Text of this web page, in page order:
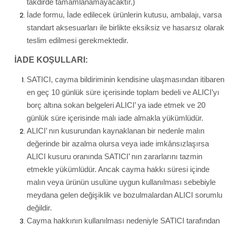
takdirde tamamlanamayacaktır.)
İade formu, İade edilecek ürünlerin kutusu, ambalajı, varsa
standart aksesuarları ile birlikte eksiksiz ve hasarsız olarak
teslim edilmesi gerekmektedir.
İADE KOŞULLARI:
SATICI, cayma bildiriminin kendisine ulaşmasından itibaren
en geç 10 günlük süre içerisinde toplam bedeli ve ALICI’yı
borç altına sokan belgeleri ALICI’ ya iade etmek ve 20
günlük süre içerisinde malı iade almakla yükümlüdür.
ALICI’ nın kusurundan kaynaklanan bir nedenle malın
değerinde bir azalma olursa veya iade imkânsızlaşırsa
ALICI kusuru oranında SATICI’ nın zararlarını tazmin
etmekle yükümlüdür. Ancak cayma hakkı süresi içinde
malın veya ürünün usulüne uygun kullanılması sebebiyle
meydana gelen değişiklik ve bozulmalardan ALICI sorumlu
değildir.
Cayma hakkının kullanılması nedeniyle SATICI tarafından